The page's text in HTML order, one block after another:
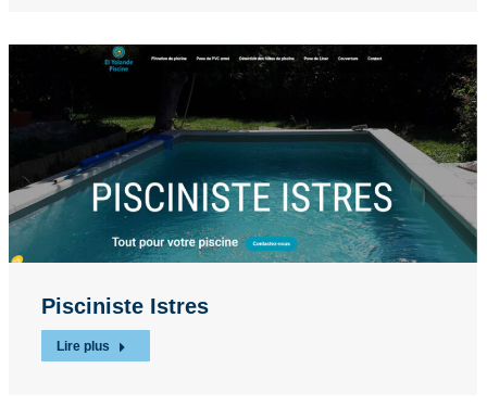
Pisciniste Istres
Lire plus